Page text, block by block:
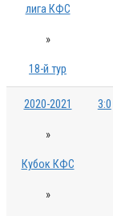
лига КФС
»
18-й тур
2020-2021
»
Кубок КФС
»
3:0